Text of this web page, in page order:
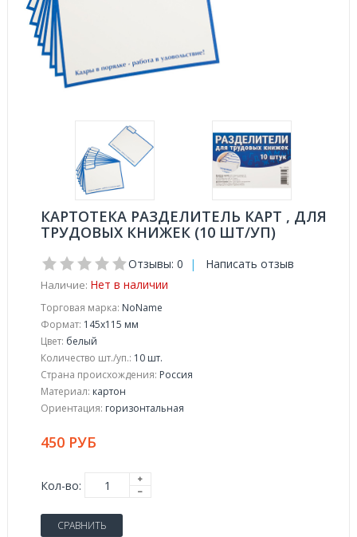
КАРТОТЕКА РАЗДЕЛИТЕЛЬ КАРТ , ДЛЯ
ТРУДОВЫХ КНИЖЕК (10 ШТ/УП)
Отзывы: 0 | Написать отзыв
Наличие: Нет в наличии
Торговая марка: NoName
Формат: 145x115 мм
Цвет: белый
Количество шт./уп.: 10 шт.
Страна происхождения: Россия
Материал: картон
Ориентация: горизонтальная
450 РУБ
Кол-во:
СРАВНИТЬ